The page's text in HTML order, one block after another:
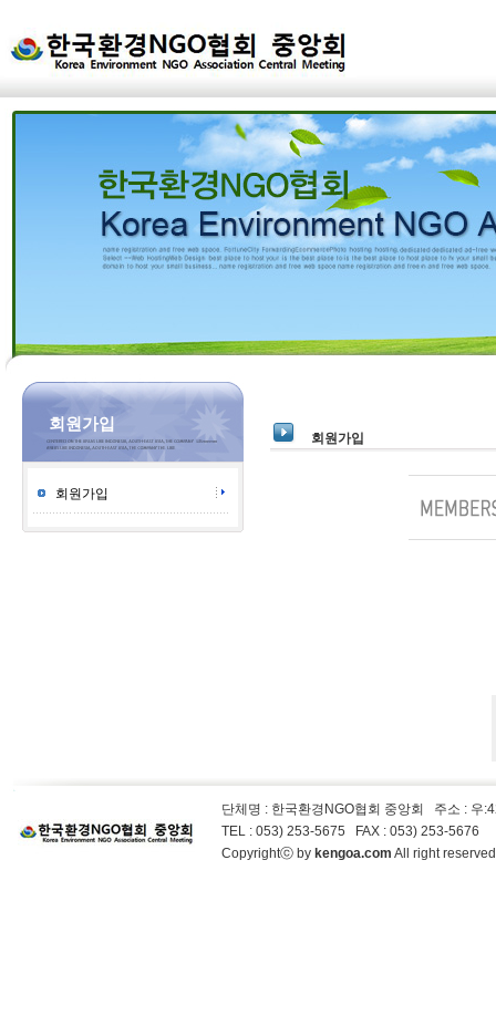
회원가입
회원가입
회원가입
단체명 : 한국환경NGO협회 중앙회 주소 : 우
TEL : 053) 253-5675 FAX : 053) 253-5676
Copyrightⓒ by kengoa.com All right